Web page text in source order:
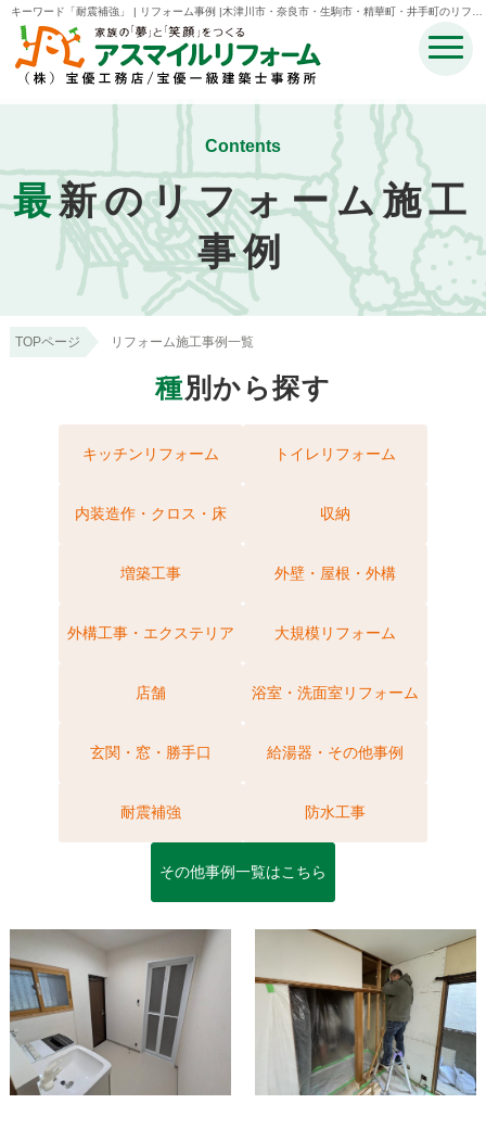
キーワード「耐震補強」 | リフォーム事例 |木津川市・奈良市・生駒市・精華町・井手町のリフォ
ームのことなら宝優工務店アスマイルリフォーム
Contents
最新のリフォーム施工
事例
TOPページ リフォーム施工事例一覧
種別から探す
キッチンリフォーム トイレリフォーム
内装造作・クロス・床 収納
増築工事 外壁・屋根・外構
外構工事・エクステリア 大規模リフォーム
店舗 浴室・洗面室リフォーム
玄関・窓・勝手口 給湯器・その他事例
耐震補強 防水工事
その他事例一覧はこちら